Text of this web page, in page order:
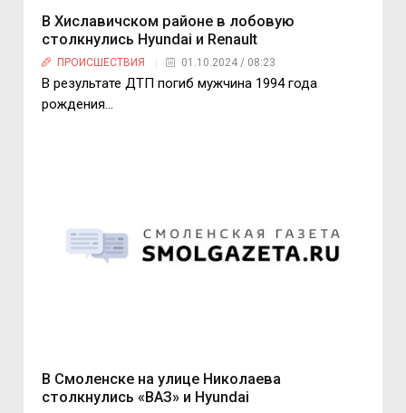
В Хиславичском районе в лобовую
столкнулись Hyundai и Renault
ПРОИСШЕСТВИЯ 01.10.2024 / 08:23
В результате ДТП погиб мужчина 1994 года
рождения…
В Смоленске на улице Николаева
столкнулись «ВАЗ» и Hyundai